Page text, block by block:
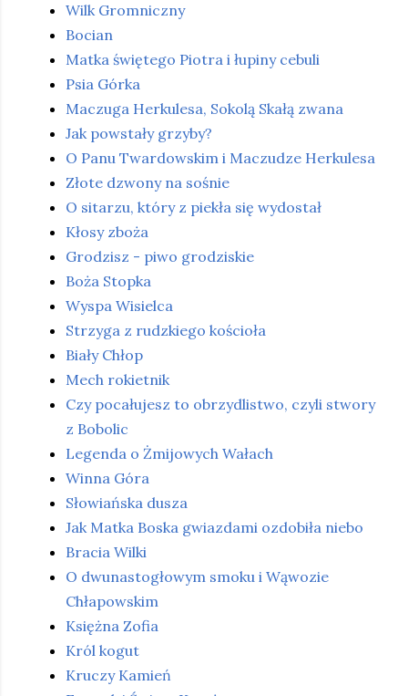
Wilk Gromniczny
Bocian
Matka świętego Piotra i łupiny cebuli
Psia Górka
Maczuga Herkulesa, Sokolą Skałą zwana
Jak powstały grzyby?
O Panu Twardowskim i Maczudze Herkulesa
Złote dzwony na sośnie
O sitarzu, który z piekła się wydostał
Kłosy zboża
Grodzisz - piwo grodziskie
Boża Stopka
Wyspa Wisielca
Strzyga z rudzkiego kościoła
Biały Chłop
Mech rokietnik
Czy pocałujesz to obrzydlistwo, czyli stwory
z Bobolic
Legenda o Żmijowych Wałach
Winna Góra
Słowiańska dusza
Jak Matka Boska gwiazdami ozdobiła niebo
Bracia Wilki
O dwunastogłowym smoku i Wąwozie
Chłapowskim
Księżna Zofia
Król kogut
Kruczy Kamień